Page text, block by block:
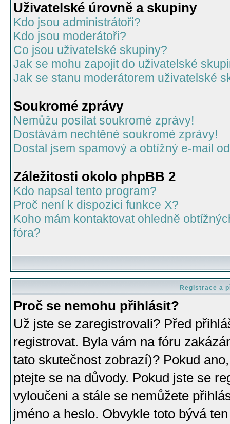
Uživatelské úrovně a skupiny
Kdo jsou administrátoři?
Kdo jsou moderátoři?
Co jsou uživatelské skupiny?
Jak se mohu zapojit do uživatelské
Jak se stanu moderátorem uživatelské
Soukromé zprávy
Nemůžu posílat soukromé zprávy!
Dostávám nechtěné soukromé zprávy!
Dostal jsem spamový a obtížný e-mail
Záležitosti okolo phpBB 2
Kdo napsal tento program?
Proč není k dispozici funkce X?
Koho mám kontaktovat ohledně
fóra?
Registrace a
Proč se nemohu přihlásit?
Už jste se zaregistrovali? Před
registrovat. Byla vám na fóru
tato skutečnost zobrazí)? Pokud
ptejte se na důvody. Pokud jste se
vyloučeni a stále se nemůžete
jméno a heslo. Obvykle toto bývá